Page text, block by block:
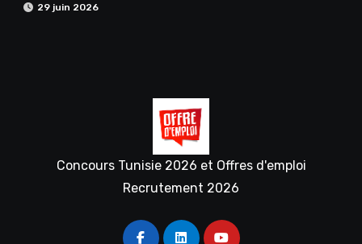
29 juin 2026
Concours Tunisie 2026 et Offres d'emploi
Recrutement 2026